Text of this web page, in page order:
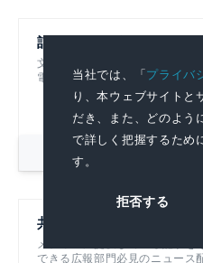
当社では、「プライバ
り、本ウェブサイトと
だき、また、どのよう
で詳しく把握するため
す。
拒否する
記者ハンドブック第14版
文書を書くすべての人におすす
電子書籍も発売中！
共同通信リアルタイムニ
メディアに提供している記事を
できる広報部門必見のニュース